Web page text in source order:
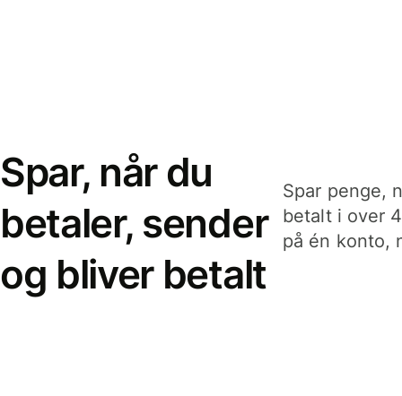
Spar, når du
betaler, sender
og bliver betalt
Spar penge,
betalt i over
på én konto,